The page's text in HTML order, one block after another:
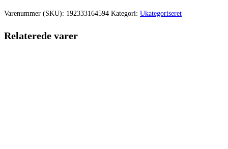
var:
er:
Varenummer (SKU): 192333164594 Kategori: Ukategoriseret
Relaterede varer